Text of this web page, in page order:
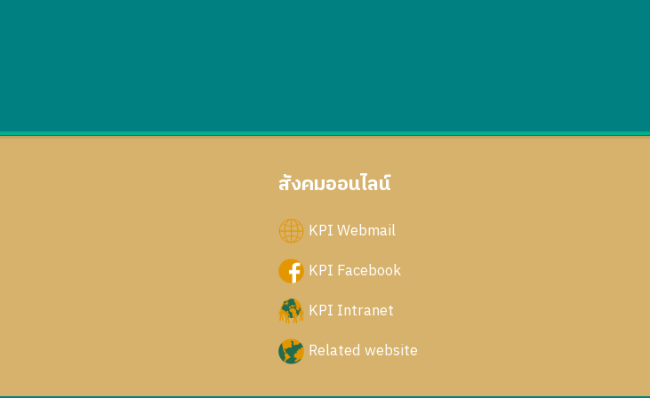
สังคมออนไลน์
KPI Webmail
KPI Facebook
KPI Intranet
Related website